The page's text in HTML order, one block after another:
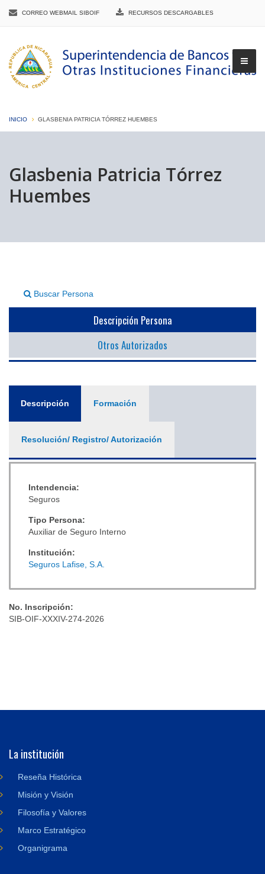
CORREO WEBMAIL SIBOIF RECURSOS DESCARGABLES
INICIO GLASBENIA PATRICIA TÓRREZ HUEMBES
Glasbenia Patricia Tórrez
Huembes
Buscar Persona
Descripción Persona
Otros Autorizados
Descripción (solapaFormación
Resolución/ Registro/ Autorización
Intendencia:
Seguros
Tipo Persona:
Auxiliar de Seguro Interno
Institución:
Seguros Lafise, S.A.
No. Inscripción:
SIB-OIF-XXXIV-274-2026
La institución
Reseña Histórica
Misión y Visión
Filosofía y Valores
Marco Estratégico
Organigrama